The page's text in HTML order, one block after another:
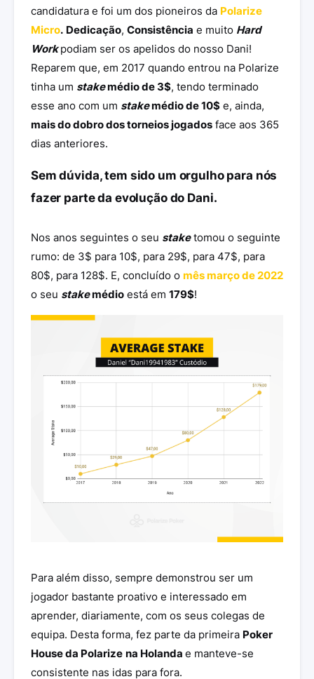
candidatura e foi um dos pioneiros da Polarize
Micro. Dedicação, Consistência e muito Hard
Workpodiam ser os apelidos do nosso Dani!
Reparem que, em 2017 quando entrou na Polarize
tinha um stakemédio de 3$, tendo terminado
esse ano com um stakemédio de 10$ e, ainda,
mais do dobro dos torneios jogados face aos 365
dias anteriores.
Sem dúvida, tem sido um orgulho para nós
fazer parte da evolução do Dani.
Nos anos seguintes o seu staketomou o seguinte
rumo: de 3$ para 10$, para 29$, para 47$, para
80$, para 128$. E, concluído o mês março de 2022
o seu stakemédio está em 179$!
Para além disso, sempre demonstrou ser um
jogador bastante proativo e interessado em
aprender, diariamente, com os seus colegas de
equipa. Desta forma, fez parte da primeira Poker
House da Polarize na Holanda e manteve-se
consistente nas idas para fora.